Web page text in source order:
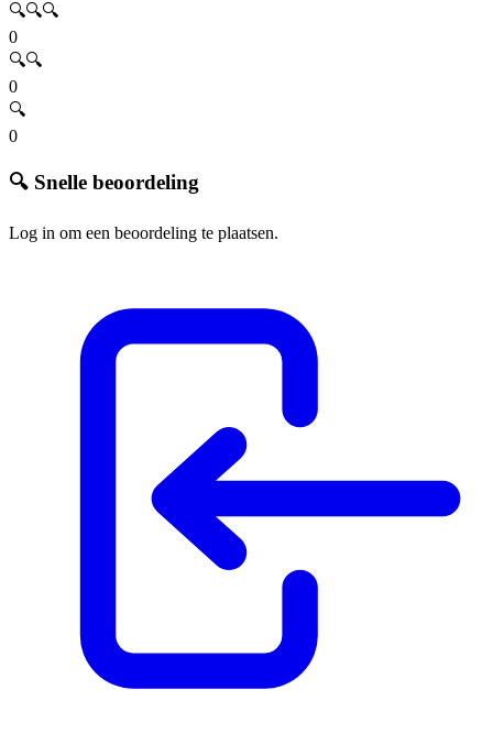
🔍🔍🔍
0
🔍🔍
0
🔍
0
🔍 Snelle beoordeling
Log in om een beoordeling te plaatsen.